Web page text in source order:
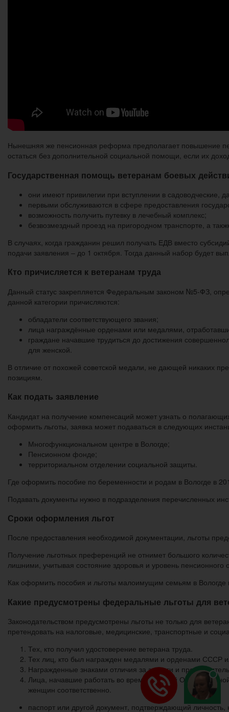
Нынешняя же пенсионная реформа предполагает повышение
остаться без дополнительной социальной помощи, если их
Государственная помощь ветеранам боевых
они имеют привилегии при вступлении в садоводческие,
первыми обслуживаются в сфере предоставления
возможность получить путевку в лечебный комплекс;
безвозмездный проезд на пригородном транспорте, а
В случаях, когда гражданин решил получать ЕДВ вместо
подачи заявления – до 1 октября. Тогда данный набор будет
Кто причисляется к ветеранам труда
Данный статус закрепляется Федеральным законом №5-ФЗ,
данной категории причисляются:
обладатели соответствующего звания;
лица награждённые орденами или медалями,
граждане начавшие трудиться до достижения
для женской.
В отличие от похожей советской медали, не дающей никаких
позициям.
Как подать заявление
Кандидат на получение компенсаций может узнать о
оформить льготы, заявка может подаваться в следующих
Многофункциональном центре в Вологде;
Пенсионном фонде;
территориальном отделении социальной защиты.
Где оформить пособие по беременности и родам в Вологде в
Подавать документы нужно в подразделения перечисленных
Сроки оформления льгот
После предоставления необходимой документации, льготы
Получение льготных преференций не отнимет большого
лишними, учитывая состояние здоровья и уровень пенсионного
Как оформить пособия и льготы малоимущим семьям в Вологде
Какие предусмотрены федеральные льготы для
Законодательством предусмотрены льготы не только для
претендовать на налоговые, медицинские, транспортные и
Тех, кто получил удостоверение ветерана труда.
Тех лиц, кто был награжден медалями и орденами СССР
Награжденные знаками отличия за заслуги и
Лица, начавшие работать во время Великой
женщин соответственно.
паспорт или другой документ, подтверждающий